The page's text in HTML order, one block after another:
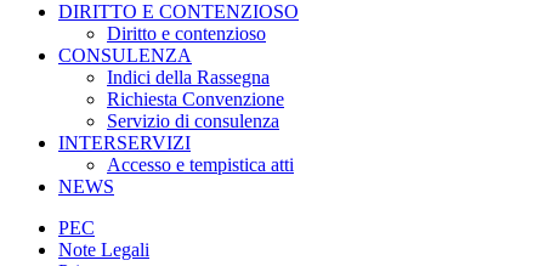
DIRITTO E CONTENZIOSO
Diritto e contenzioso
CONSULENZA
Indici della Rassegna
Richiesta Convenzione
Servizio di consulenza
INTERSERVIZI
Accesso e tempistica atti
NEWS
PEC
Note Legali